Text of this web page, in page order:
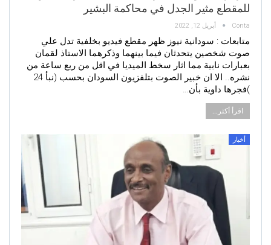
للمقطع مثير الجدل في محاكمة البشير
Conta أبريل 12, 2022
متابعات : سودانية نيوز ظهر مقطع فيديو بخلفية تدل علي
صوت شخصين يتحدثان فيما بينهما وذكرهما الاستاذ لقمان
بعبارات نابية مما اثار سخط الميديا في اقل من ربع ساعة من
نشره.. الا ان خبير الصوت بتلفزيون السودان بحسب (نبأ 24
)فجرها داوية بأن…
اقرأ أكثر...
أخبار